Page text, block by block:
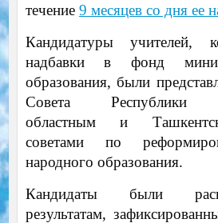
течение 9 месяцев со дня ее
Кандидатуры учителей,
надбавки в фонд
образования, были
Совета Республики
областным и
советами по
народного образования.
Кандидаты были
результатам,